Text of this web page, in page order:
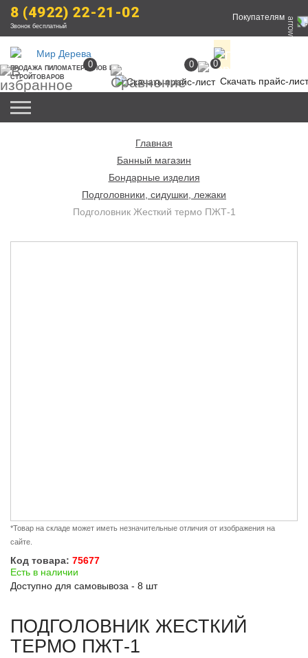
8 (4922) 22-21-02
Звонок бесплатный
Покупателям
ПРОДАЖА ПИЛОМАТЕРИАЛОВ И
СТРОЙТОВАРОВ
Скачать прайс-лист
0 0 0
Главная
Банный магазин
Бондарные изделия
Подголовники, сидушки, лежаки
Подголовник Жесткий термо ПЖТ-1
*Товар на складе может иметь незначительные отличия от изображения на
сайте.
Код товара: 75677
Есть в наличии
Доступно для самовывоза - 8 шт
ПОДГОЛОВНИК ЖЕСТКИЙ
ТЕРМО ПЖТ-1